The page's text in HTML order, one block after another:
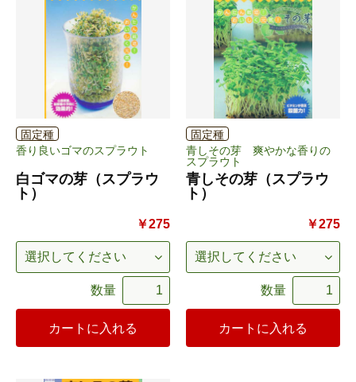
固定種
香り良いゴマのスプラウト
白ゴマの芽（スプラウ
ト）
￥275
数量
カートに入れる
固定種
青しその芽 爽やかな香りの
スプラウト
青しその芽（スプラウ
ト）
￥275
数量
カートに入れる